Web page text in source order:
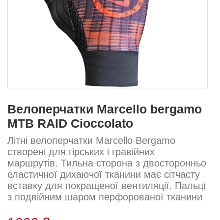
Велоперчатки Marcello bergamo
MTB RAID Cioccolato
Літні велоперчатки Marcello Bergamo
створені для гірських і гравійних
маршрутів. Тильна сторона з двосторонньо
еластичної дихаючої тканини має сітчасту
вставку для покращеної вентиляції. Пальці
з подвійним шаром перфорованої тканини